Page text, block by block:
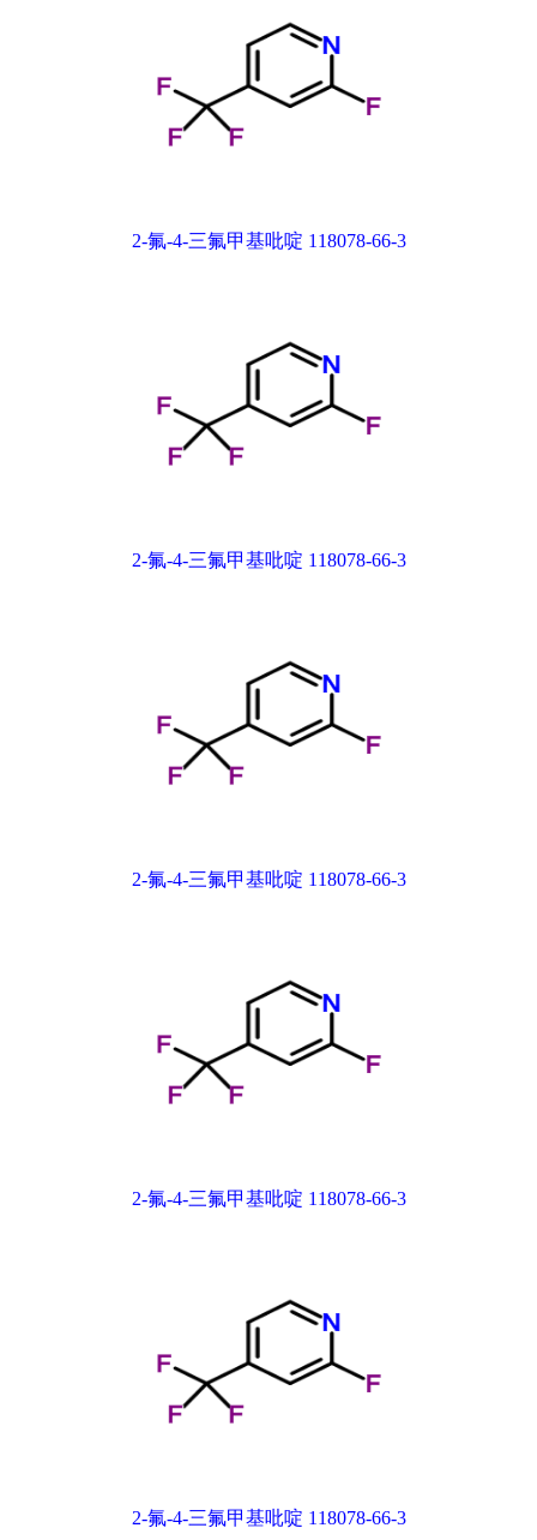
2-氟-4-三氟甲基吡啶 118078-66-3
2-氟-4-三氟甲基吡啶 118078-66-3
2-氟-4-三氟甲基吡啶 118078-66-3
2-氟-4-三氟甲基吡啶 118078-66-3
2-氟-4-三氟甲基吡啶 118078-66-3